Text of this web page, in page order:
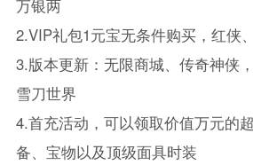
万银两
2.VIP礼包1元宝无条件购买，红侠
3.版本更新：无限商城、传奇神侠
雪刀世界
4.首充活动，可以领取价值万元的
备、宝物以及顶级面具时装